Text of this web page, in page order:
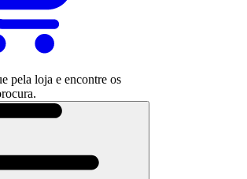
pela loja e encontre os